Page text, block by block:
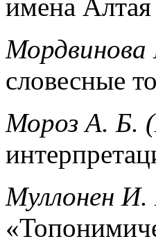
имена
словесные
Мороз А. Б.
Муллонен